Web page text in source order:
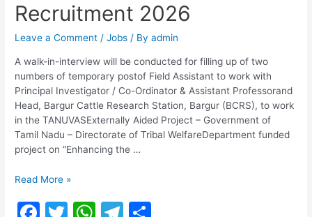
Recruitment 2026
Leave a Comment /Jobs / Byadmin
A walk-in-interview will be conducted for filling up of two
numbers of temporary postof Field Assistant to work with
Principal Investigator / Co-Ordinator & Assistant Professorand
Head, Bargur Cattle Research Station, Bargur (BCRS), to work
in the TANUVASExternally Aided Project – Government of
Tamil Nadu – Directorate of Tribal WelfareDepartment funded
project on “Enhancing the …
TANUVAS
Recorder
Read More »